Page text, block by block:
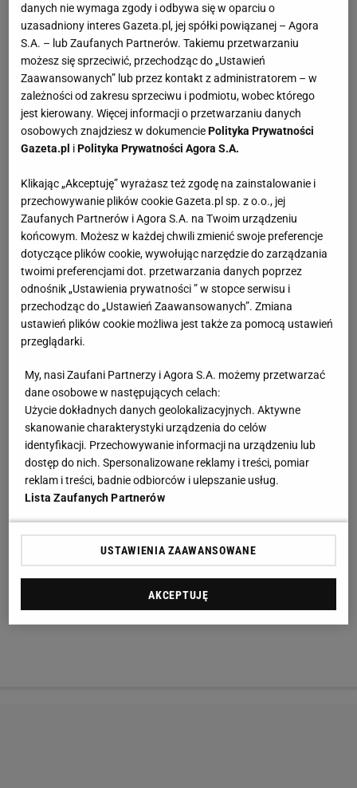
zaciął się i on. Niepotrzebnie w końcówce partii
próbował za wszelką cenę przełamać Mikę, który
zmarnował trzy ataki z rzędu. Wrócił w czwartym secie,
ale nie zdołał opanować chaosu po naszej stronie
siatki.
danych nie wymaga zgody i odbywa się w oparciu o
uzasadniony interes Gazeta.pl, jej spółki powiązanej – Agora
S.A. – lub Zaufanych Partnerów. Takiemu przetwarzaniu
możesz się sprzeciwić, przechodząc do „Ustawień
Zaawansowanych” lub przez kontakt z administratorem – w
zależności od zakresu sprzeciwu i podmiotu, wobec którego
jest kierowany. Więcej informacji o przetwarzaniu danych
osobowych znajdziesz w dokumenciePolityka Prywatności
Gazeta.pl iPolityka Prywatności Agora S.A.
Klikając „Akceptuję” wyrażasz też zgodę na zainstalowanie i
przechowywanie plików cookie Gazeta.pl sp. z o.o., jej
Zaufanych Partnerów i Agora S.A. na Twoim urządzeniu
końcowym. Możesz w każdej chwili zmienić swoje preferencje
dotyczące plików cookie, wywołując narzędzie do zarządzania
twoimi preferencjami dot. przetwarzania danych poprzez
odnośnik „Ustawienia prywatności ” w stopce serwisu i
przechodząc do „Ustawień Zaawansowanych”. Zmiana
ustawień plików cookie możliwa jest także za pomocą ustawień
przeglądarki.
My, nasi Zaufani Partnerzy i Agora S.A. możemy przetwarzać
dane osobowe w następujących celach:
Użycie dokładnych danych geolokalizacyjnych. Aktywne
skanowanie charakterystyki urządzenia do celów
identyfikacji. Przechowywanie informacji na urządzeniu lub
dostęp do nich. Spersonalizowane reklamy i treści, pomiar
reklam i treści, badnie odbiorców i ulepszanie usług.
Lista Zaufanych Partnerów
USTAWIENIA ZAAWANSOWANE
AKCEPTUJĘ